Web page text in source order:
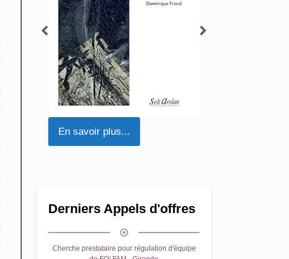
En savoir plus...
Derniers Appels d'offres
Cherche prestataire pour régulation d'équipe